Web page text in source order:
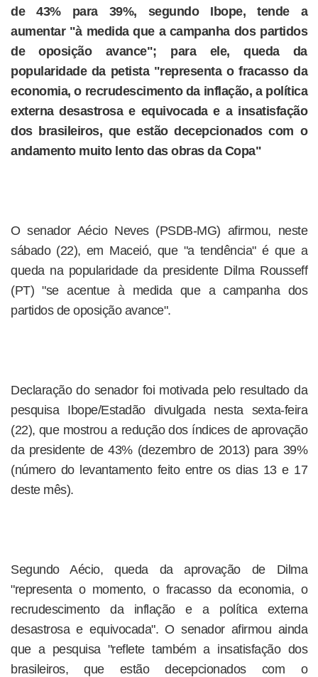
de 43% para 39%, segundo Ibope, tende a
aumentar "à medida que a campanha dos partidos
de oposição avance"; para ele, queda da
popularidade da petista "representa o fracasso da
economia, o recrudescimento da inflação, a política
externa desastrosa e equivocada e a insatisfação
dos brasileiros, que estão decepcionados com o
andamento muito lento das obras da Copa"
O senador Aécio Neves (PSDB-MG) afirmou, neste
sábado (22), em Maceió, que "a tendência" é que a
queda na popularidade da presidente Dilma Rousseff
(PT) "se acentue à medida que a campanha dos
partidos de oposição avance".
Declaração do senador foi motivada pelo resultado da
pesquisa Ibope/Estadão divulgada nesta sexta-feira
(22), que mostrou a redução dos índices de aprovação
da presidente de 43% (dezembro de 2013) para 39%
(número do levantamento feito entre os dias 13 e 17
deste mês).
Segundo Aécio, queda da aprovação de Dilma
"representa o momento, o fracasso da economia, o
recrudescimento da inflação e a política externa
desastrosa e equivocada". O senador afirmou ainda
que a pesquisa "reflete também a insatisfação dos
brasileiros, que estão decepcionados com o